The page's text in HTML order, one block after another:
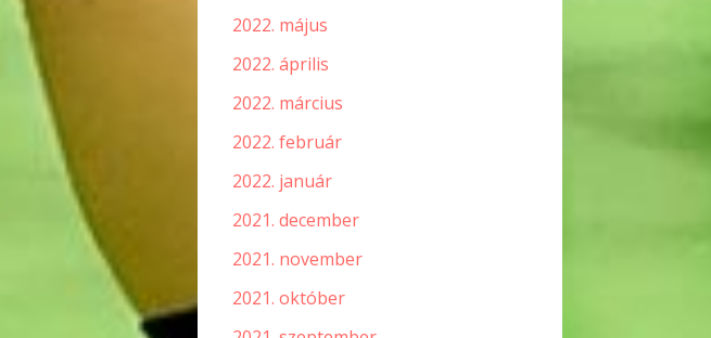
2022. május
2022. április
2022. március
2022. február
2022. január
2021. december
2021. november
2021. október